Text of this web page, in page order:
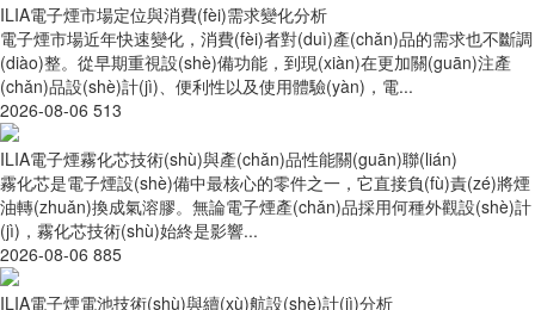
ILIA電子煙市場定位與消費(fèi)需求變化分析
電子煙市場近年快速變化，消費(fèi)者對(duì)產(chǎn)品的需求也不斷調
(diào)整。從早期重視設(shè)備功能，到現(xiàn)在更加關(guān)注產
(chǎn)品設(shè)計(jì)、便利性以及使用體驗(yàn)，電...
2026-08-06 513
ILIA電子煙霧化芯技術(shù)與產(chǎn)品性能關(guān)聯(lián)
霧化芯是電子煙設(shè)備中最核心的零件之一，它直接負(fù)責(zé)將煙
油轉(zhuǎn)換成氣溶膠。無論電子煙產(chǎn)品採用何種外觀設(shè)計
(jì)，霧化芯技術(shù)始終是影響...
2026-08-06 885
ILIA電子煙電池技術(shù)與續(xù)航設(shè)計(jì)分析